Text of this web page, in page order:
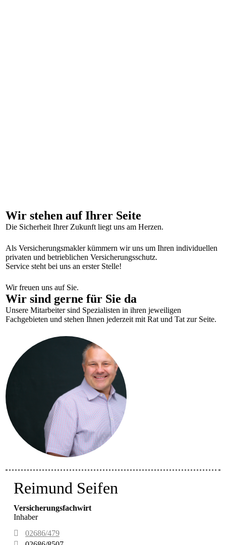
Wir stehen auf Ihrer Seite
Die Sicherheit Ihrer Zukunft liegt uns am Herzen.
Als Versicherungsmakler kümmern wir uns um Ihren individuellen
privaten und betrieblichen Versicherungsschutz.
Service steht bei uns an erster Stelle!
Wir freuen uns auf Sie.
Wir sind gerne für Sie da
Unsere Mitarbeiter sind Spezialisten in ihren jeweiligen
Fachgebieten und stehen Ihnen jederzeit mit Rat und Tat zur Seite.
Reimund Seifen
Versicherungsfachwirt
Inhaber
02686/479